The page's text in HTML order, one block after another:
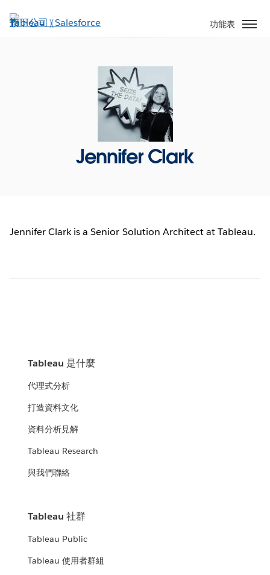
至
功能表
Jennifer Clark
Jennifer Clark is a Senior Solution Architect at Tableau.
Tableau 是什麼
代理式分析
打造資料文化
資料分析見解
Tableau Research
與我們聯絡
Tableau 社群
Tableau Public
Tableau 使用者群組